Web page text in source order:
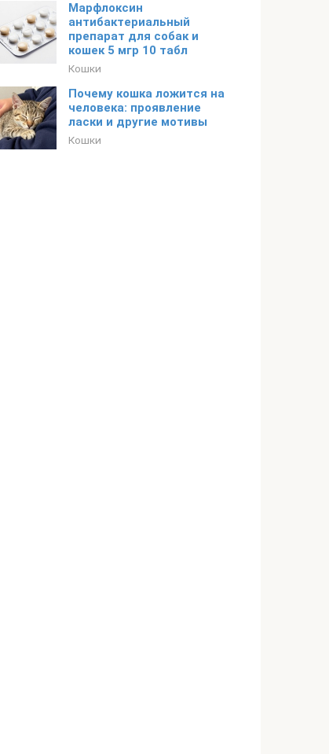
Марфлоксин
антибактериальный
препарат для собак и
кошек 5 мгр 10 табл
Кошки
Почему кошка ложится на
человека: проявление
ласки и другие мотивы
Кошки